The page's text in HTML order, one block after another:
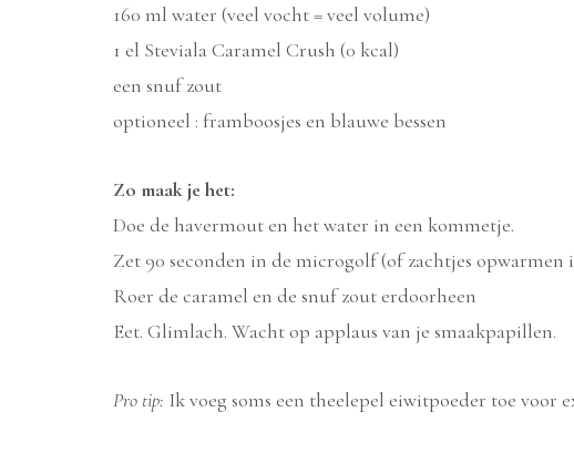
160 ml water (veel vocht = veel volume)
1 el Steviala Caramel Crush (0 kcal)
een snuf zout
optioneel : framboosjes en blauwe bessen
Zo maak je het:
Doe de havermout en het water in een kommetje.
Zet 90 seconden in de microgolf (of zachtjes opwarmen
Roer de caramel en de snuf zout erdoorheen
Eet. Glimlach. Wacht op applaus van je smaakpapillen.
Pro tip: Ik voeg soms een theelepel eiwitpoeder toe